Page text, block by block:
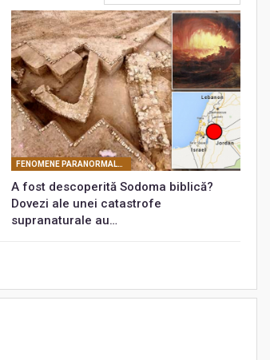
FENOMENE PARANORMALE ŞI MISTERE
A fost descoperită Sodoma biblică?
Dovezi ale unei catastrofe
supranaturale au…